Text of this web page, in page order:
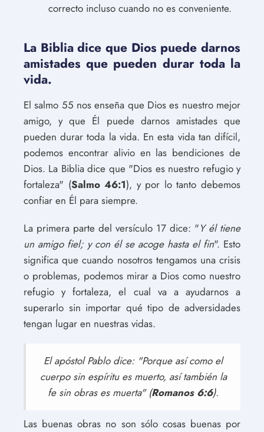
correcto incluso cuando no es conveniente.
La Biblia dice que Dios puede darnos
amistades que pueden durar toda la
vida.
El salmo 55 nos enseña que Dios es nuestro mejor
amigo, y que Él puede darnos amistades que
pueden durar toda la vida. En esta vida tan difícil,
podemos encontrar alivio en las bendiciones de
Dios. La Biblia dice que "Dios es nuestro refugio y
fortaleza" (Salmo 46:1), y por lo tanto debemos
confiar en Él para siempre.
La primera parte del versículo 17 dice: "Y él tiene
un amigo fiel; y con él se acoge hasta el fin". Esto
significa que cuando nosotros tengamos una crisis
o problemas, podemos mirar a Dios como nuestro
refugio y fortaleza, el cual va a ayudarnos a
superarlo sin importar qué tipo de adversidades
tengan lugar en nuestras vidas.
El apóstol Pablo dice: "Porque así como el
cuerpo sin espíritu es muerto, así también la
fe sin obras es muerta" (Romanos 6:6).
Las buenas obras no son sólo cosas buenas por